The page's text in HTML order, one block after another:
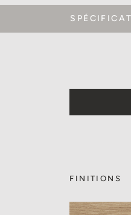
FINITIONS